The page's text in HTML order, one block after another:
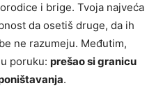
i brige. Tvoja najveća
da osetiš druge, da ih
ne razumeju. Međutim,
poruku: prešao si granicu
.